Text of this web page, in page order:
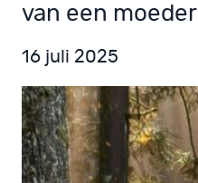
van een moeder
16 juli 2025